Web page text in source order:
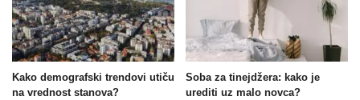
Kako demografski trendovi utiču
na vrednost stanova?
Soba za tinejdžera: kako je
urediti uz malo novca?